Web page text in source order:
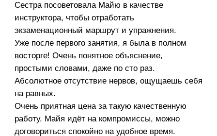
Сестра посоветовала Майю в качестве
инструктора, чтобы отработать
экзаменационный маршрут и упражнения.
Уже после первого занятия, я была в полном
восторге! Очень понятное объяснение,
простыми словами, даже по сто раз.
Абсолютное отсутствие нервов, ощущаешь себя
на равных.
Очень приятная цена за такую качественную
работу. Майя идёт на компромиссы, можно
договориться спокойно на удобное время.